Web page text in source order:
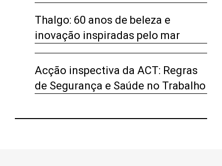
Thalgo: 60 anos de beleza e
inovação inspiradas pelo mar
Acção inspectiva da ACT: Regras
de Segurança e Saúde no Trabalho